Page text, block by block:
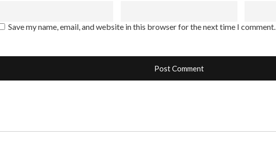
Save my name, email, and website in this browser for the next time I comment.